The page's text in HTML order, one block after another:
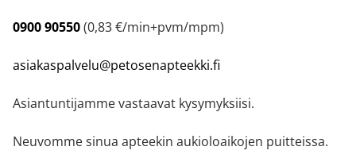
0900 90550(0,83 €/min+pvm/mpm)
asiakaspalvelu@petosenapteekki.fi
Asiantuntijamme vastaavat kysymyksiisi.
Neuvomme sinua apteekin aukioloaikojen puitteissa.